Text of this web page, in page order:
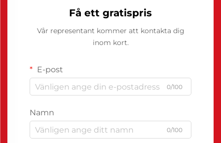
Få ett gratispris
Vår representant kommer att kontakta dig
inom kort.
E-post
0/100
Namn
0/100